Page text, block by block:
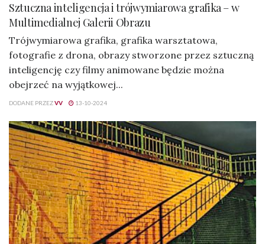
Sztuczna inteligencja i trójwymiarowa grafika – w
Multimedialnej Galerii Obrazu
Trójwymiarowa grafika, grafika warsztatowa,
fotografie z drona, obrazy stworzone przez sztuczną
inteligencję czy filmy animowane będzie można
obejrzeć na wyjątkowej...
DODANE PRZEZVV 13-10-2024